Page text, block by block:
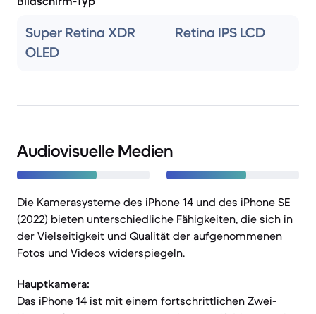
Super Retina XDR
OLED
Retina IPS LCD
Audiovisuelle Medien
Die Kamerasysteme des iPhone 14 und des iPhone SE
(2022) bieten unterschiedliche Fähigkeiten, die sich in
der Vielseitigkeit und Qualität der aufgenommenen
Fotos und Videos widerspiegeln.
Hauptkamera:
Das iPhone 14 ist mit einem fortschrittlichen Zwei-